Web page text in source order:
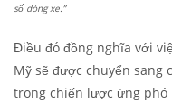
số dòng xe.”
Điều đó đồng nghĩa với
Mỹ sẽ được chuyển sang
trong chiến lược ứng phó